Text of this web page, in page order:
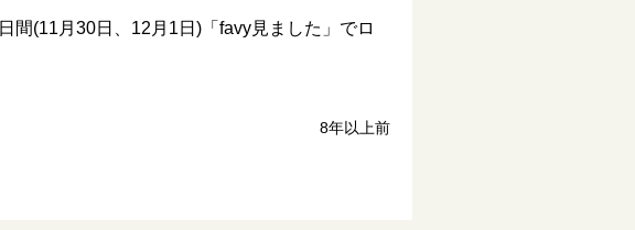
間(11月30日、12月1日)「favy見ました」でロ
8年以上前